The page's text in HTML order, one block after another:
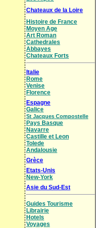
Chateaux de la Loire
Histoire de France
Moyen Age
Art Roman
Cathedrales
Abbayes
Chateaux Forts
Italie
Rome
Venise
Florence
Espagne
Galice
St Jacques Compostelle
Pays Basque
Navarre
Castille et Leon
Tolede
Andalousie
Grèce
Etats-Unis
New-York
Asie du Sud-Est
Guides Tourisme
Librairie
Hotels
Voyages